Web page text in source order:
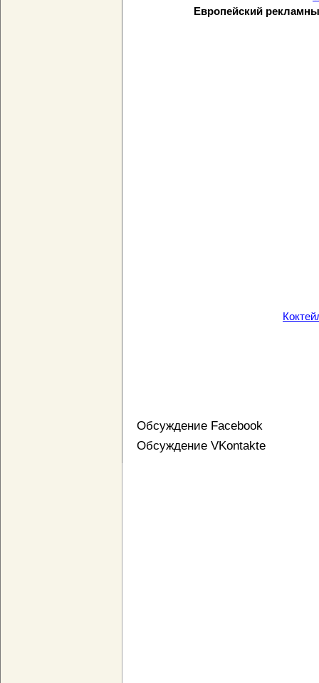
Европейский
Обсуждение Facebook
Обсуждение VKontakte